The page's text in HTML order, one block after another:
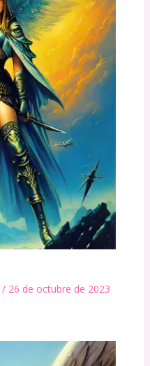
/ 26 de octubre de 2023